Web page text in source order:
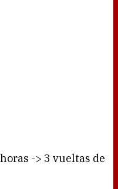
-> 3 vueltas de